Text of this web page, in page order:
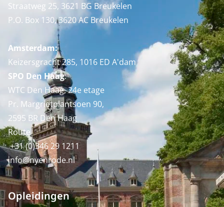
Straatweg 25, 3621 BG Breukelen
P.O. Box 130, 3620 AC Breukelen
Amsterdam:
Keizersgracht 285, 1016 ED A'dam
SPO Den Haag:
WTC Den Haag, 24e etage
Pr. Margrietplantsoen 90,
2595 BR Den Haag
Route
+31 (0)346 29 1211
info@nyenrode.nl
Opleidingen